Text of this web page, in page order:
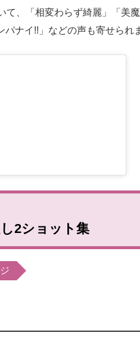
て、「相変わらず綺麗」「美
ナイ!!」などの声も寄せられ
2ショット集